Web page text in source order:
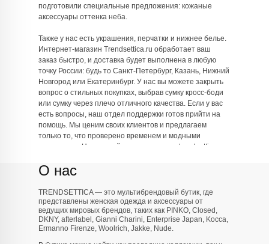
подготовили специальные предложения: кожаные
аксессуары оттенка неба.
Также у нас есть украшения, перчатки и нижнее белье.
Интернет-магазин Trendsettica.ru обработает ваш
заказ быстро, и доставка будет выполнена в любую
точку России: будь то Санкт-Петербург, Казань, Нижний
Новгород или Екатеринбург. У нас вы можете закрыть
вопрос о стильных покупках, выбрав сумку кросс-боди
или сумку через плечо отличного качества. Если у вас
есть вопросы, наш отдел поддержки готов прийти на
помощь. Мы ценим своих клиентов и предлагаем
только то, что проверено временем и модными
экспертами. Наслаждайтесь шопингом с trendsettica.ru
О нас
TRENDSETTICA — это мультибрендовый бутик, где
представлены женская одежда и аксессуары от
ведущих мировых брендов, таких как PINKO, Closed,
DKNY, afterlabel, Gianni Charini, Enterprise Japan, Kocca,
Ermanno Firenze, Woolrich, Jakke, Nude.